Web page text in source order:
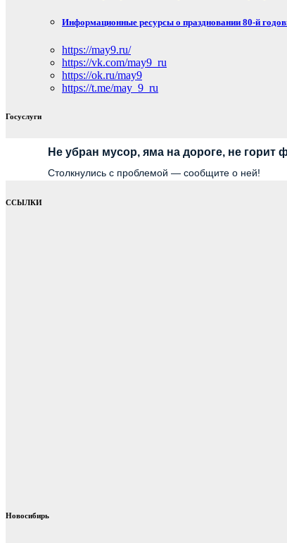
Информационные ресурсы о праздновании 80-й
https://may9.ru/
https://vk.com/may9_ru
https://ok.ru/may9
https://t.me/may_9_ru
Госуслуги
Не убран мусор, яма на дороге, не горит
Столкнулись с проблемой — сообщите о ней!
ССЫЛКИ
Новосибирь